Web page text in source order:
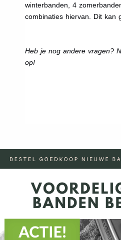
winterbanden, 4
combinaties hiervan. Dit kan
Heb je nog andere vragen?
op!